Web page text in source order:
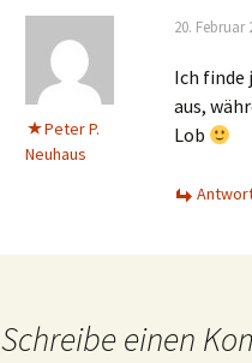
Peter P.
Neuhaus
20. Februar
Ich finde
aus,
Lob
Schreibe einen